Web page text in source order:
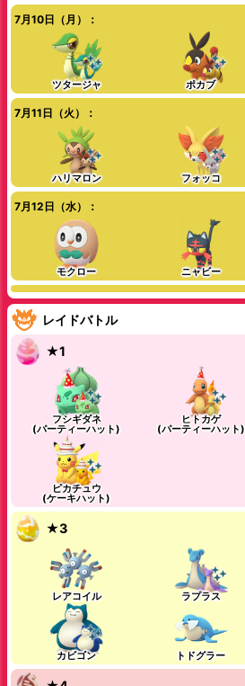
7月10日（月）：
ツタージャ ポカブ
7月11日（火）：
ハリマロン フォッコ
7月12日（水）：
モクロー ニャビー
レイドバトル
★1
フシギダネ
(パーティーハット)
ヒトカゲ
(パーティーハット)
ピカチュウ
(ケーキハット)
★3
レアコイル ラプラス
カビゴン トドグラー